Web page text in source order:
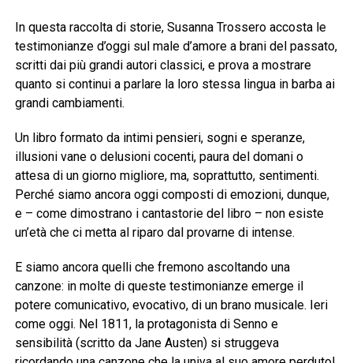
In questa raccolta di storie, Susanna Trossero accosta le
testimonianze d’oggi sul male d’amore a brani del passato,
scritti dai più grandi autori classici, e prova a mostrare
quanto si continui a parlare la loro stessa lingua in barba ai
grandi cambiamenti.
Un libro formato da intimi pensieri, sogni e speranze,
illusioni vane o delusioni cocenti, paura del domani o
attesa di un giorno migliore, ma, soprattutto, sentimenti.
Perché siamo ancora oggi composti di emozioni, dunque,
e – come dimostrano i cantastorie del libro – non esiste
un’età che ci metta al riparo dal provarne di intense.
E siamo ancora quelli che fremono ascoltando una
canzone: in molte di queste testimonianze emerge il
potere comunicativo, evocativo, di un brano musicale. Ieri
come oggi. Nel 1811, la protagonista di Senno e
sensibilità (scritto da Jane Austen) si struggeva